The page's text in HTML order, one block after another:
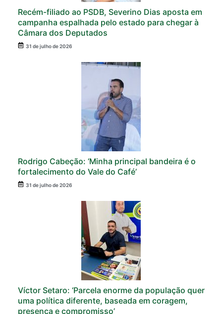
Recém-filiado ao PSDB, Severino Dias aposta em
campanha espalhada pelo estado para chegar à
Câmara dos Deputados
31 de julho de 2026
Rodrigo Cabeção: ‘Minha principal bandeira é o
fortalecimento do Vale do Café’
31 de julho de 2026
Víctor Setaro: ‘Parcela enorme da população quer
uma política diferente, baseada em coragem,
presença e compromisso’